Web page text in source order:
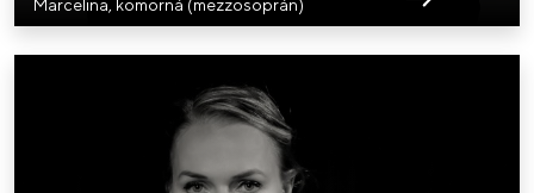
Marcelina, komorná (mezzosoprán)